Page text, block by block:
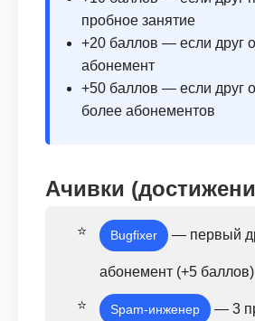
пробное занятие
+20 баллов — если друг
абонемент
+50 баллов — если друг
более абонементов
Ачивки
Bugfixer — первый
абонемент (+5 баллов)
Spam-инженер — 3